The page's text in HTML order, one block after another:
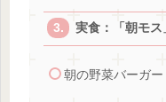
実食：「朝モス
朝の野菜バーガ